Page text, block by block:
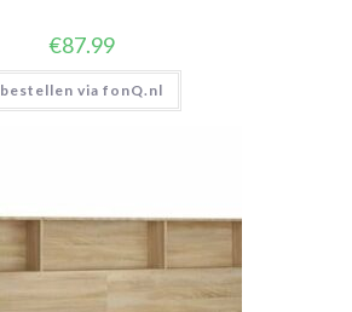
€87.99
bestellen via fonQ.nl